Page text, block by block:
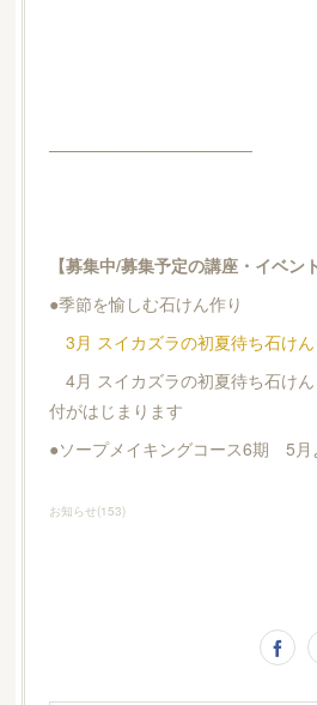
─────────────────
【募集中/募集予定の講座・イベン
●季節を愉しむ石けん作り
3月 スイカズラの初夏待ち石けん
4月 スイカズラの初夏待ち石け
付がはじまります
●ソープメイキングコース6期 5
お知らせ(153)